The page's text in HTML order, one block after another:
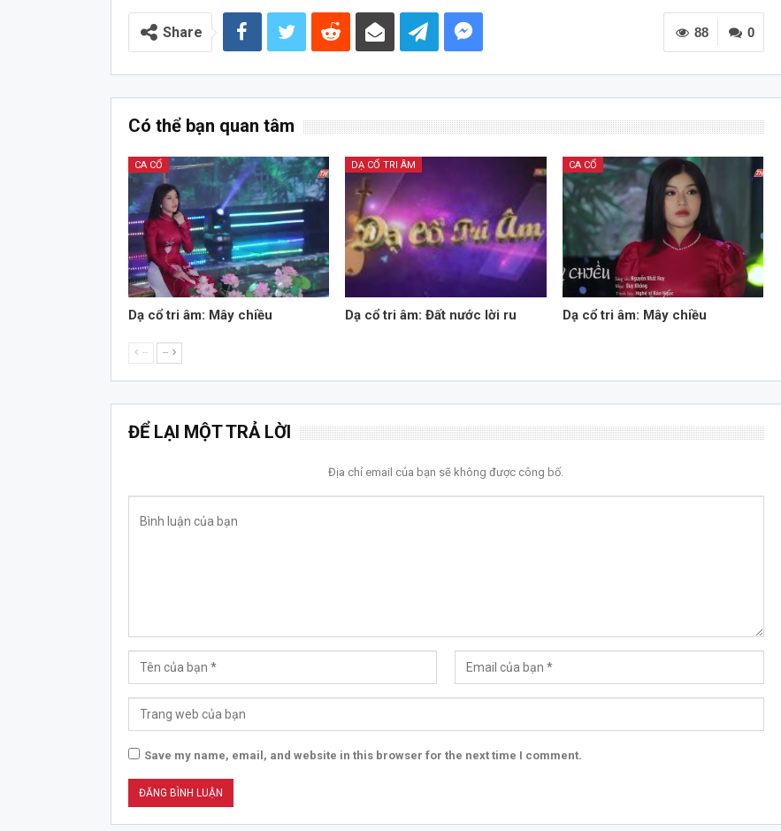
Audio
các
phím
mũi
tên
Lên/Xuống
để
tăng
hoặc
giảm
âm
lượng.
0
88
Share
Có thể bạn quan tâm
CA CỔ
Dạ cổ tri âm: Mây chiều
DẠ CỔ TRI ÂM
Dạ cổ tri âm: Đất nước lời ru
CA CỔ
Dạ cổ tri âm: Mây chiều
-- --
ĐỂ LẠI MỘT TRẢ LỜI
Địa chỉ email của bạn sẽ không được công bố.
Save my name, email, and website in this browser for the next time I comment.